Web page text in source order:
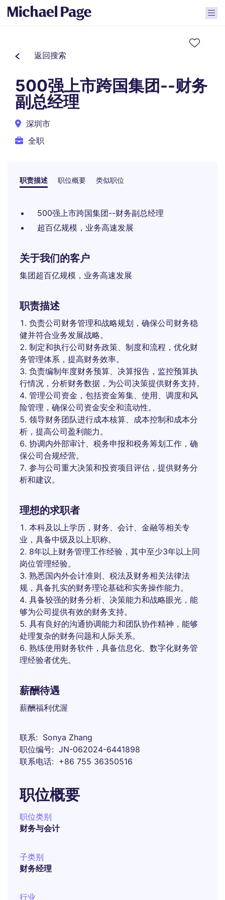
返回搜索
500强上市跨国集团--财务
副总经理
深圳市
全职
职责描述 职位概要 类似职位
500强上市跨国集团--财务副总经理
超百亿规模，业务高速发展
关于我们的客户
集团超百亿规模，业务高速发展
职责描述
负责公司财务管理和战略规划，确保公司财务稳
健并符合业务发展战略。
制定和执行公司财务政策、制度和流程，优化财
务管理体系，提高财务效率。
负责编制年度财务预算、决算报告，监控预算执
行情况，分析财务数据，为公司决策提供财务支持。
管理公司资金，包括资金筹集、使用、调度和风
险管理，确保公司资金安全和流动性。
领导财务团队进行成本核算、成本控制和成本分
析，提高公司盈利能力。
协调内外部审计、税务申报和税务筹划工作，确
保公司合规经营。
参与公司重大决策和投资项目评估，提供财务分
析和建议。
理想的求职者
本科及以上学历，财务、会计、金融等相关专
业，具备中级及以上职称。
8年以上财务管理工作经验，其中至少3年以上同
岗位管理经验。
熟悉国内外会计准则、税法及财务相关法律法
规，具备扎实的财务理论基础和实务操作能力。
具备较强的财务分析、决策能力和战略眼光，能
够为公司提供有效的财务支持。
具有良好的沟通协调能力和团队协作精神，能够
处理复杂的财务问题和人际关系。
熟练使用财务软件，具备信息化、数字化财务管
理经验者优先。
薪酬待遇
薪酬福利优渥
联系
Sonya Zhang
职位编号
JN-062024-6441898
联系电话
+86 755 36350516
职位概要
职位类别
财务与会计
子类别
财务经理
行业